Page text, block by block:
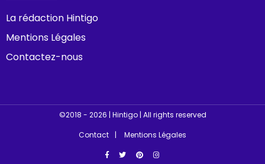
La rédaction Hintigo
Mentions Légales
Contactez-nous
©2018 - 2026 | Hintigo | All rights reserved
Contact
Mentions Légales
Facebook
TwitterPinterest